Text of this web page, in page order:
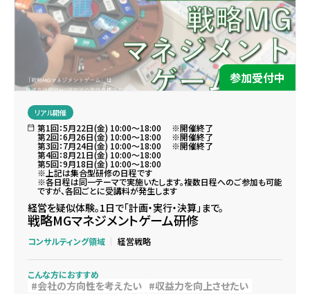
参加受付中
リアル開催
第1回：5月22日(金) 10:00～18:00 ※開催終了
第2回：6月26日(金) 10:00～18:00 ※開催終了
第3回：7月24日(金) 10:00～18:00 ※開催終了
第4回：8月21日(金) 10:00～18:00
第5回：9月18日(金) 10:00～18:00
※上記は集合型研修の日程です
※各日程は同一テーマで実施いたします。複数日程へのご参加も可能
ですが、各回ごとに受講料が発生します
経営を疑似体験。1日で「計画・実行・決算」まで。
戦略MGマネジメントゲーム研修
コンサルティング領域 経営戦略
こんな方におすすめ
会社の方向性を考えたい 収益力を向上させたい